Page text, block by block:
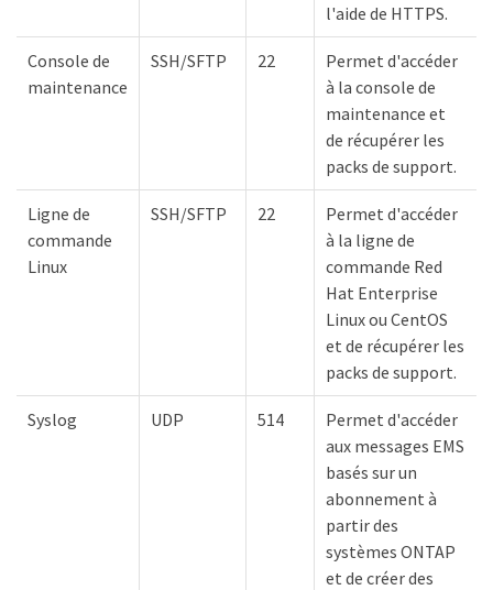
l'aide de HTTPS.
Console de
maintenance
SSH/SFTP 22
Permet d'accéder
à la console de
maintenance et
de récupérer les
packs de support.
Ligne de
commande
Linux
SSH/SFTP 22
Permet d'accéder
à la ligne de
commande Red
Hat Enterprise
Linux ou CentOS
et de récupérer les
packs de support.
Syslog UDP 514
Permet d'accéder
aux messages EMS
basés sur un
abonnement à
partir des
systèmes ONTAP
et de créer des